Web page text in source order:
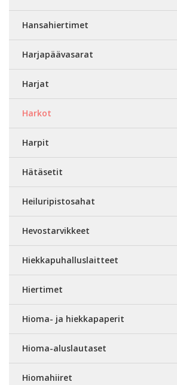
Hansahiertimet
Harjapäävasarat
Harjat
Harkot
Harpit
Hätäsetit
Heiluripistosahat
Hevostarvikkeet
Hiekkapuhalluslaitteet
Hiertimet
Hioma- ja hiekkapaperit
Hioma-aluslautaset
Hiomahiiret